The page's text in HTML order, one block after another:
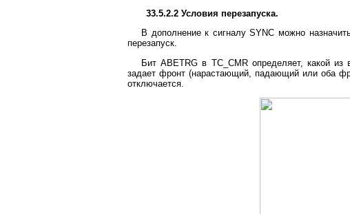
33.5.2.2 Условия перезапуска.
В дополнение к сигналу SYNC можно
перезапуск.
Бит ABETRG в TC_CMR определяет, какой
задает фронт (нарастающий, падающий или оба
отключается.